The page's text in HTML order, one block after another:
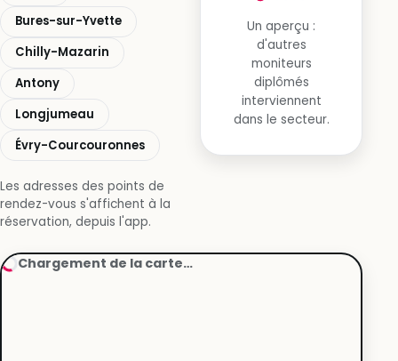
Bures-sur-Yvette
Chilly-Mazarin
Antony
Longjumeau
Évry-Courcouronnes
Les adresses des points de
rendez-vous s'affichent à la
réservation, depuis l'app.
Un aperçu :
d'autres
moniteurs
diplômés
interviennent
dans le secteur.
Chargement de la carte…